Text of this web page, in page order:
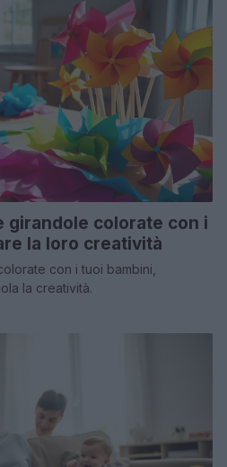
girandole colorate con i
la loro creatività
con i tuoi bambini,
la creatività.